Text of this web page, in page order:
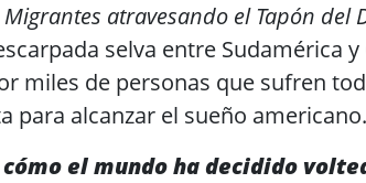
Migrantes atravesando el Tapón del
selva entre Sudamérica
miles de personas que sufren
para alcanzar el sueño americano.
el mundo ha decidido